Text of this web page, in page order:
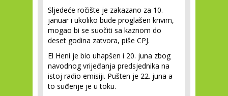
Sljedeće ročište je zakazano za 10.
januar i ukoliko bude proglašen krivim,
mogao bi se suočiti sa kaznom do
deset godina zatvora, piše CPJ.
El Heni je bio uhapšen i 20. juna zbog
navodnog vrijeđanja predsjednika na
istoj radio emisiji. Pušten je 22. juna a
to suđenje je u toku.